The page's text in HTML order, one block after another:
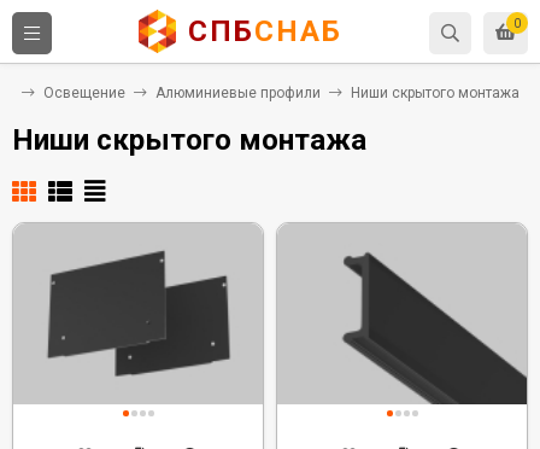
0
СПБСНАБ
Освещение Алюминиевые профили Ниши скрытого монтажа
Ниши скрытого монтажа